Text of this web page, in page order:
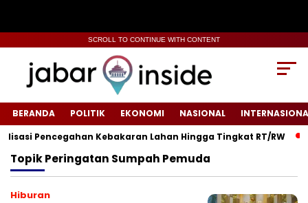
SCROLL TO CONTINUE WITH CONTENT
BERANDA POLITIK EKONOMI NASIONAL
Pencegahan Kebakaran Lahan Hingga Tingkat RT/RW‎
TopikPeringatan Sumpah Pemuda
Hiburan